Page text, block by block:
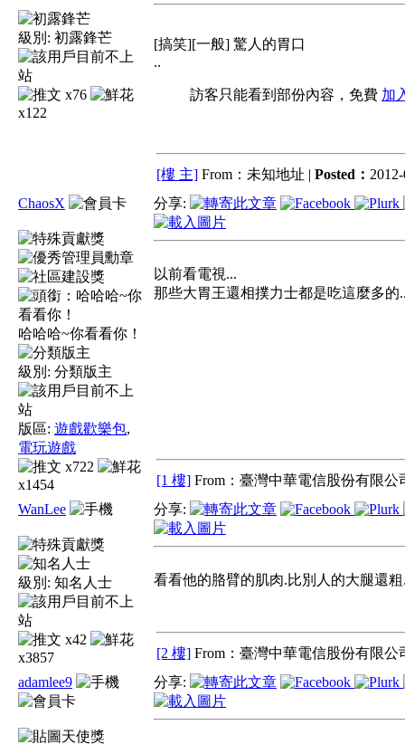
級別: 初露鋒芒
x76
x122
[搞笑][一般] 驚人的胃口
..
訪客只能看到部份內容，免費 加
[樓 主] From：未知地址 | Posted：
ChaosX
哈哈哈~你看看你！
級別: 分類版主
版區: 遊戲歡樂包,
電玩遊戲
x722
x1454
分享:
以前看電視...
那些大胃王還相撲力士都是吃這麼多的
[1 樓] From：臺灣中華電信股份有限公
WanLee
級別: 知名人士
x42
x3857
分享:
看看他的胳臂的肌肉.比別人的大腿還
[2 樓] From：臺灣中華電信股份有限公
adamlee9
分享: